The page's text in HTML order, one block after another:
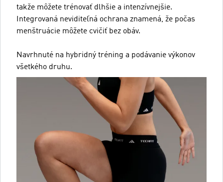
takže môžete trénovať dlhšie a intenzívnejšie.
Integrovaná neviditeľná ochrana znamená, že počas
menštruácie môžete cvičiť bez obáv.
Navrhnuté na hybridný tréning a podávanie výkonov
všetkého druhu.